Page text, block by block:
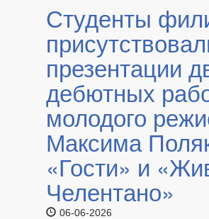
Студенты
презентации
дебютных
молодого
Максима
«Гости» и
Челентано»
06-06-2026